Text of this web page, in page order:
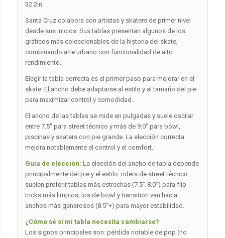
32.2in.
Santa Cruz colabora con artistas y skaters de primer nivel
desde sus inicios. Sus tablas presentan algunos de los
gráficos más coleccionables de la historia del skate,
combinando arte urbano con funcionalidad de alto
rendimiento.
Elegir la tabla correcta es el primer paso para mejorar en el
skate. El ancho debe adaptarse al estilo y al tamaño del pie
para maximizar control y comodidad.
El ancho de las tablas se mide en pulgadas y suele oscilar
entre 7.5″ para street técnico y más de 9.0″ para bowl,
piscinas y skaters con pie grande. La elección correcta
mejora notablemente el control y el comfort.
Guía de elección: La elección del ancho de tabla depende
principalmente del pie y el estilo: riders de street técnico
suelen preferir tablas más estrechas (7.5″-8.0″) para flip
tricks más limpios; los de bowl y transition van hacia
anchos más generosos (8.5″+) para mayor estabilidad.
¿Cómo sé si mi tabla necesita cambiarse?
Los signos principales son: pérdida notable de pop (no